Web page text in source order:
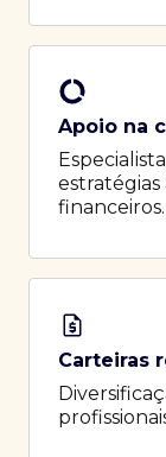
Apoio na
estratégias
financeiros.
Carteiras